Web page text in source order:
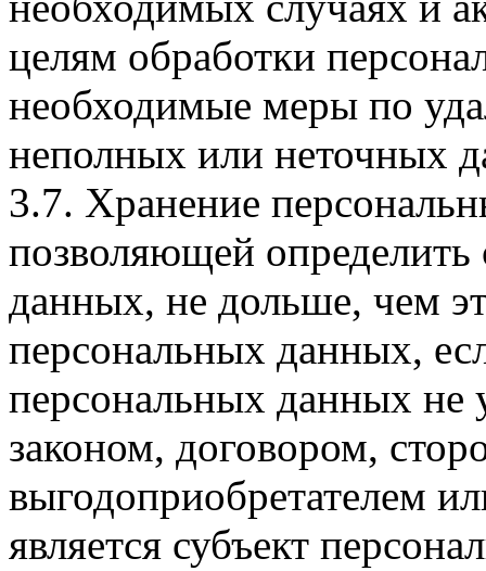
целям обработки
необходимые меры по
неполных или неточных
3.7. Хранение
позволяющей определить
данных, не дольше, чем
персональных данных,
персональных данных не
законом, договором,
выгодоприобретателем
является субъект